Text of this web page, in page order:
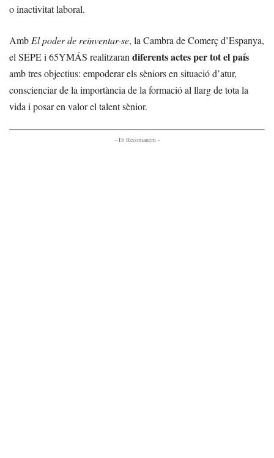
o inactivitat laboral.
Amb El poder de reinventar-se, la Cambra de Comerç d’Espanya,
el SEPE i 65YMÁS realitzaran diferents actes per tot el país
amb tres objectius: empoderar els sèniors en situació d’atur,
conscienciar de la importància de la formació al llarg de tota la
vida i posar en valor el talent sènior.
- Et Recomanem -